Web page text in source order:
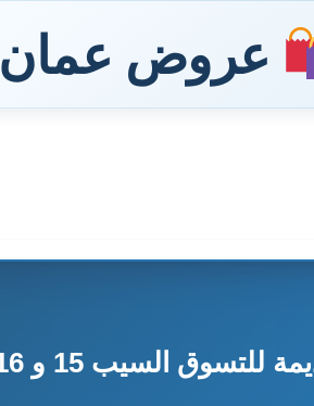
عروض عمان
السيب 15 و 16 ابريل